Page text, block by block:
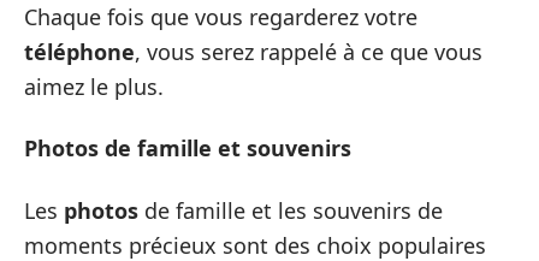
Chaque fois que vous regarderez votre
téléphone, vous serez rappelé à ce que vous
aimez le plus.
Photos de famille et souvenirs
Les photos de famille et les souvenirs de
moments précieux sont des choix populaires